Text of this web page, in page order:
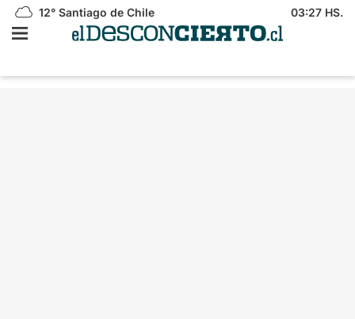
12° Santiago de Chile 03:27 HS.